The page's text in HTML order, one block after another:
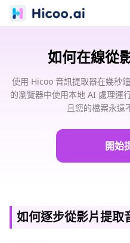
如何在線從
使用 Hicoo 音訊提取器在幾秒
的瀏覽器中使用本地 AI 處理運
且您的檔案永遠
開始
如何逐步從影片提取